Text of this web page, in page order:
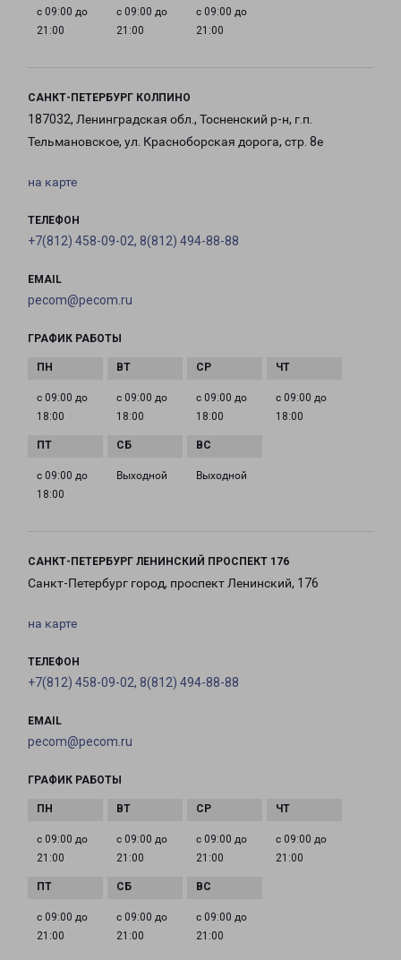
с 09:00 до
21:00
с 09:00 до
21:00
с 09:00 до
21:00
САНКТ-ПЕТЕРБУРГ КОЛПИНО
187032, Ленинградская обл., Тосненский р-н, г.п.
Тельмановское, ул. Красноборская дорога, стр. 8е
на карте
ТЕЛЕФОН
+7(812) 458-09-02, 8(812) 494-88-88
EMAIL
pecom@pecom.ru
ГРАФИК РАБОТЫ
с 09:00 до
18:00
с 09:00 до
18:00
с 09:00 до
18:00
с 09:00 до
18:00
с 09:00 до
18:00
Выходной Выходной
САНКТ-ПЕТЕРБУРГ ЛЕНИНСКИЙ ПРОСПЕКТ 176
Санкт-Петербург город, проспект Ленинский, 176
на карте
ТЕЛЕФОН
+7(812) 458-09-02, 8(812) 494-88-88
EMAIL
pecom@pecom.ru
ГРАФИК РАБОТЫ
с 09:00 до
21:00
с 09:00 до
21:00
с 09:00 до
21:00
с 09:00 до
21:00
с 09:00 до
21:00
с 09:00 до
21:00
с 09:00 до
21:00